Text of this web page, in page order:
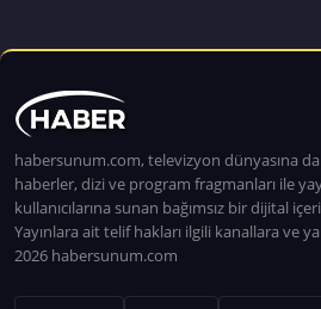
habersunum.com, televizyon dünyasına
haberler, dizi ve program fragmanları ile
kullanıcılarına sunan bağımsız bir dijital
Yayınlara ait telif hakları ilgili kanallara ve
2026 habersunum.com